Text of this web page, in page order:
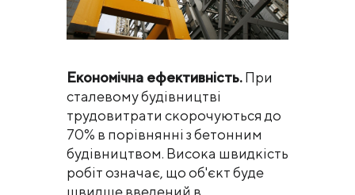
Економічна ефективність.При
сталевому будівництві
трудовитрати скорочуються до
70% в порівнянні з бетонним
будівництвом. Висока швидкість
робіт означає, що об'єкт буде